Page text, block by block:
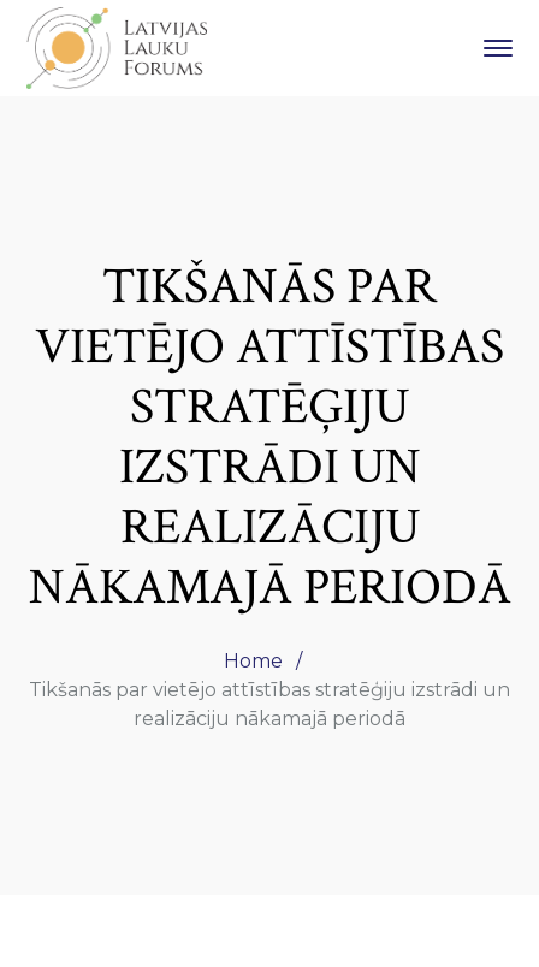
TIKŠANĀS PAR
VIETĒJO ATTĪSTĪBAS
STRATĒĢIJU
IZSTRĀDI UN
REALIZĀCIJU
NĀKAMAJĀ PERIODĀ
Home
Tikšanās par vietējo attīstības stratēģiju izstrādi un
realizāciju nākamajā periodā